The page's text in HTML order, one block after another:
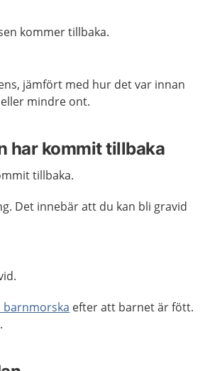
kommer tillbaka.
jämfört med hur det var innan
mindre ont.
har kommit tillbaka
tillbaka.
Det innebär att du kan bli gravid
barnmorska efter att barnet är fött.